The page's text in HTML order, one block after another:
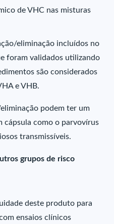
de VHC nas misturas
eliminação incluídos no
foram validados utilizando
são considerados
e VHB.
podem ter um
cápsula como o parvovírus
transmissíveis.
grupos de risco
deste produto para
ensaios clínicos